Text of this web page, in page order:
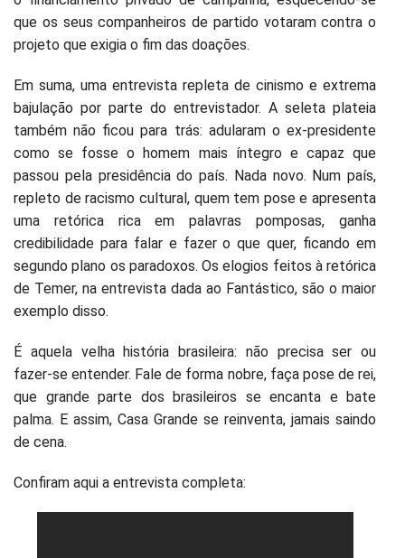
que os seus companheiros de partido votaram contra o
projeto que exigia o fim das doações.
Em suma, uma entrevista repleta de cinismo e extrema
bajulação por parte do entrevistador. A seleta plateia
também não ficou para trás: adularam o ex-presidente
como se fosse o homem mais íntegro e capaz que
passou pela presidência do país. Nada novo. Num país,
repleto de racismo cultural, quem tem pose e apresenta
uma retórica rica em palavras pomposas, ganha
credibilidade para falar e fazer o que quer, ficando em
segundo plano os paradoxos. Os elogios feitos à retórica
de Temer, na entrevista dada ao Fantástico, são o maior
exemplo disso.
É aquela velha história brasileira: não precisa ser ou
fazer-se entender. Fale de forma nobre, faça pose de rei,
que grande parte dos brasileiros se encanta e bate
palma. E assim, Casa Grande se reinventa, jamais saindo
de cena.
Confiram aqui a entrevista completa: